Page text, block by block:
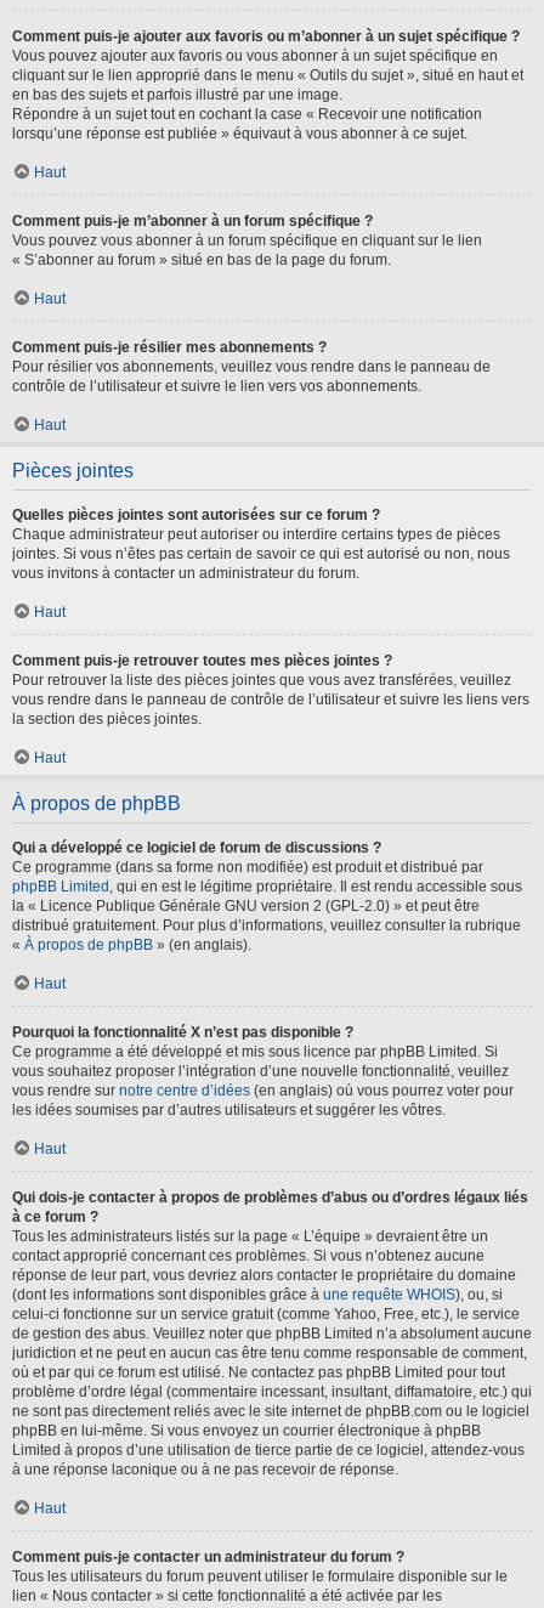
Comment puis-je ajouter aux favoris ou m’abonner à un sujet spécifique ?
Vous pouvez ajouter aux favoris ou vous abonner à un sujet spécifique en
cliquant sur le lien approprié dans le menu « Outils du sujet », situé en haut et
en bas des sujets et parfois illustré par une image.
Répondre à un sujet tout en cochant la case « Recevoir une notification
lorsqu’une réponse est publiée » équivaut à vous abonner à ce sujet.
Haut
Comment puis-je m’abonner à un forum spécifique ?
Vous pouvez vous abonner à un forum spécifique en cliquant sur le lien
« S’abonner au forum » situé en bas de la page du forum.
Haut
Comment puis-je résilier mes abonnements ?
Pour résilier vos abonnements, veuillez vous rendre dans le panneau de
contrôle de l’utilisateur et suivre le lien vers vos abonnements.
Haut
Pièces jointes
Quelles pièces jointes sont autorisées sur ce forum ?
Chaque administrateur peut autoriser ou interdire certains types de pièces
jointes. Si vous n’êtes pas certain de savoir ce qui est autorisé ou non, nous
vous invitons à contacter un administrateur du forum.
Haut
Comment puis-je retrouver toutes mes pièces jointes ?
Pour retrouver la liste des pièces jointes que vous avez transférées, veuillez
vous rendre dans le panneau de contrôle de l’utilisateur et suivre les liens vers
la section des pièces jointes.
Haut
À propos de phpBB
Qui a développé ce logiciel de forum de discussions ?
Ce programme (dans sa forme non modifiée) est produit et distribué par
phpBB Limited , qui en est le légitime propriétaire. Il est rendu accessible sous
la « Licence Publique Générale GNU version 2 (GPL-2.0) » et peut être
distribué gratuitement. Pour plus d’informations, veuillez consulter la rubrique
« À propos de phpBB » (en anglais).
Haut
Pourquoi la fonctionnalité X n’est pas disponible ?
Ce programme a été développé et mis sous licence par phpBB Limited. Si
vous souhaitez proposer l’intégration d’une nouvelle fonctionnalité, veuillez
vous rendre sur notre centre d’idées (en anglais) où vous pourrez voter pour
les idées soumises par d’autres utilisateurs et suggérer les vôtres.
Haut
Qui dois-je contacter à propos de problèmes d’abus ou d’ordres légaux liés
à ce forum ?
Tous les administrateurs listés sur la page « L’équipe » devraient être un
contact approprié concernant ces problèmes. Si vous n’obtenez aucune
réponse de leur part, vous devriez alors contacter le propriétaire du domaine
(dont les informations sont disponibles grâce à une requête WHOIS), ou, si
celui-ci fonctionne sur un service gratuit (comme Yahoo, Free, etc.), le service
de gestion des abus. Veuillez noter que phpBB Limited n’a absolument aucune
juridiction et ne peut en aucun cas être tenu comme responsable de comment,
où et par qui ce forum est utilisé. Ne contactez pas phpBB Limited pour tout
problème d’ordre légal (commentaire incessant, insultant, diffamatoire, etc.) qui
ne sont pas directement reliés avec le site internet de phpBB.com ou le logiciel
phpBB en lui-même. Si vous envoyez un courrier électronique à phpBB
Limited à propos d’une utilisation de tierce partie de ce logiciel, attendez-vous
à une réponse laconique ou à ne pas recevoir de réponse.
Haut
Comment puis-je contacter un administrateur du forum ?
Tous les utilisateurs du forum peuvent utiliser le formulaire disponible sur le
lien « Nous contacter » si cette fonctionnalité a été activée par les